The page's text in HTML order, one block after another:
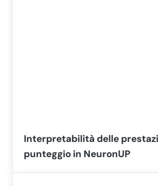
Interpretabilità delle
punteggio in NeuronUP